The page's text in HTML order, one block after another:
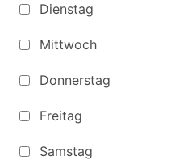
Dienstag
Mittwoch
Donnerstag
Freitag
Samstag